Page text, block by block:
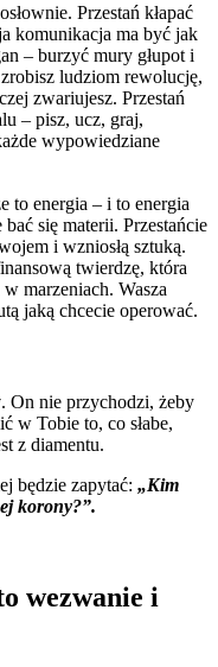
Przestań kłapać
komunikacja ma być jak
– burzyć mury głupot i
ludziom rewolucję,
zwariujesz. Przestań
– pisz, ucz, graj,
wypowiedziane
to energia – i to energia
się materii. Przestańcie
i wzniosłą sztuką.
twierdzę, która
marzeniach. Wasza
jaką chcecie operować.
. On nie przychodzi, żeby
w Tobie to, co słabe,
z diamentu.
będzie zapytać: „Kim
korony?”.
wezwanie i